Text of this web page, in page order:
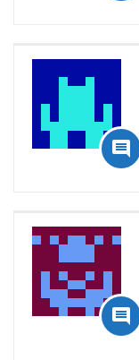

